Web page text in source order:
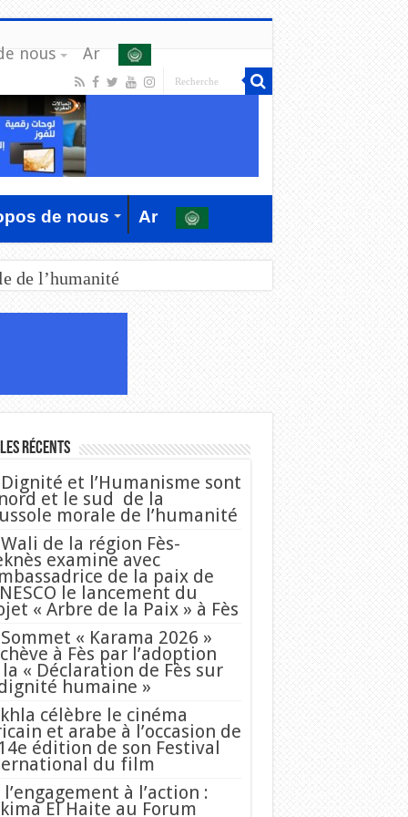
nous Ar
de nous Ar
de l’humanité
Récents
Dignité et l’Humanisme sont
et le sud de la
morale de l’humanité
Wali de la région Fès-
examine avec
de la paix de
le lancement du
« Arbre de la Paix » à Fès
« Karama 2026 »
à Fès par l’adoption
« Déclaration de Fès sur
humaine »
célèbre le cinéma
et arabe à l’occasion de
édition de son Festival
du film
l’engagement à l’action :
El Haite au Forum